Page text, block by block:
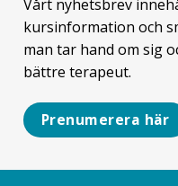
Vårt nyhetsbrev
kursinformation och
man tar hand om sig
bättre terapeut.
Prenumerera här